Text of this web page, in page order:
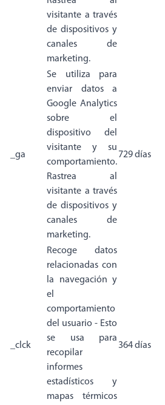
visitante a través
de dispositivos y
canales de
marketing.
_ga
Se utiliza para
enviar datos a
Google Analytics
sobre el
dispositivo del
visitante y su
comportamiento.
Rastrea al
visitante a través
de dispositivos y
canales de
marketing.
729 días
_clck
Recoge datos
relacionadas con
la navegación y
el
comportamiento
del usuario - Esto
se usa para
recopilar
informes
estadísticos y
mapas térmicos
364 días